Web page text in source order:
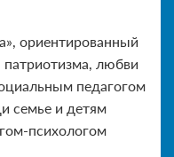
ориентированный
патриотизма, любви
педагогом
семье и детям
психологом